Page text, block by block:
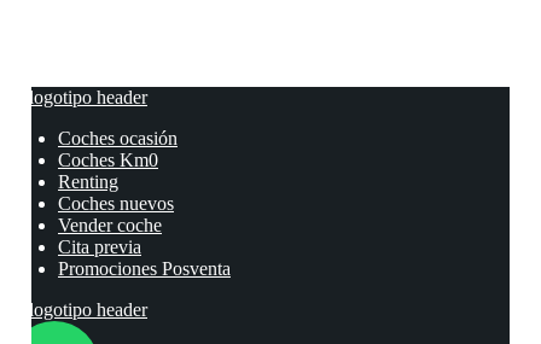
Coches ocasión
Coches Km0
Renting
Coches nuevos
Vender coche
Cita previa
Promociones Posventa